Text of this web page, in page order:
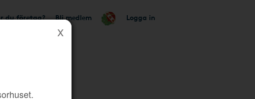
du företag? Bli medlem Logga in